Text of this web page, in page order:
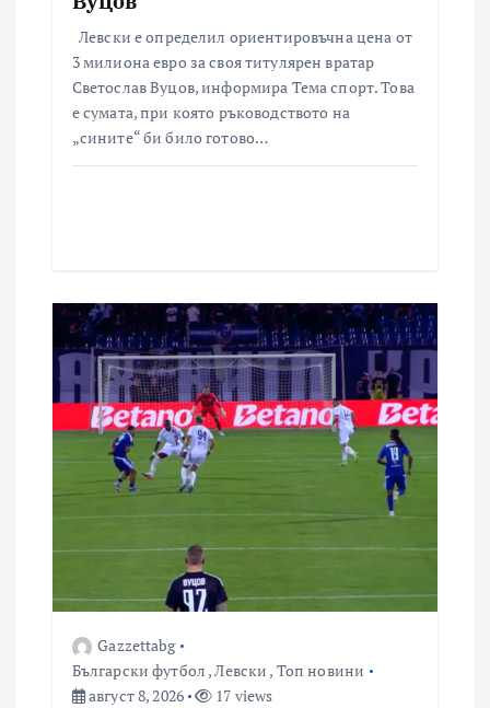
Левски е определил ориентировъчна цена от
3 милиона евро за своя титулярен вратар
Светослав Вуцов, информира Тема спорт. Това
е сумата, при която ръководството на
„сините“ би било готово…
Gazzettabg
Български футбол ,Левски , Топ новини
август 8, 2026
17 views